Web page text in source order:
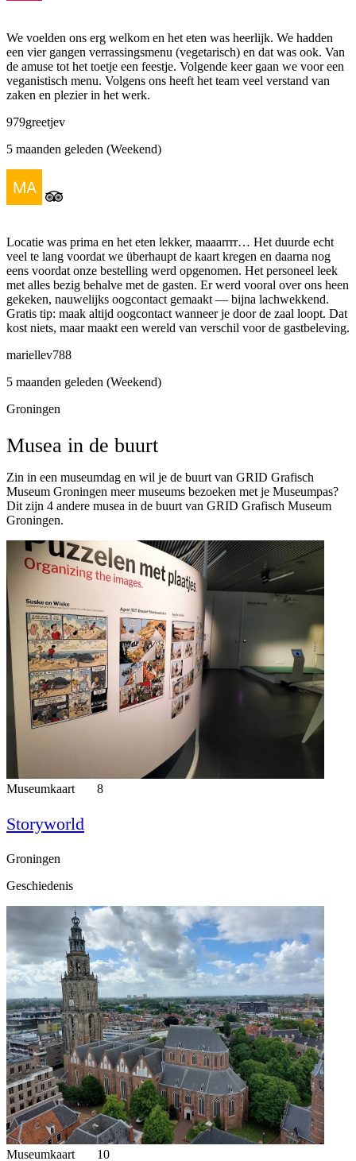
We voelden ons erg welkom en het eten was heerlijk. We hadden
een vier gangen verrassingsmenu (vegetarisch) en dat was ook. Van
de amuse tot het toetje een feestje. Volgende keer gaan we voor een
veganistisch menu. Volgens ons heeft het team veel verstand van
zaken en plezier in het werk.
979greetjev
5 maanden geleden (Weekend)
Locatie was prima en het eten lekker, maaarrrr… Het duurde echt
veel te lang voordat we überhaupt de kaart kregen en daarna nog
eens voordat onze bestelling werd opgenomen. Het personeel leek
met alles bezig behalve met de gasten. Er werd vooral over ons heen
gekeken, nauwelijks oogcontact gemaakt — bijna lachwekkend.
Gratis tip: maak altijd oogcontact wanneer je door de zaal loopt. Dat
kost niets, maar maakt een wereld van verschil voor de gastbeleving.
mariellev788
5 maanden geleden (Weekend)
Groningen
Musea in de buurt
Zin in een museumdag en wil je de buurt van GRID Grafisch
Museum Groningen meer museums bezoeken met je Museumpas?
Dit zijn 4 andere musea in de buurt van GRID Grafisch Museum
Groningen.
Museumkaart 8
Storyworld
Groningen
Geschiedenis
Museumkaart 10